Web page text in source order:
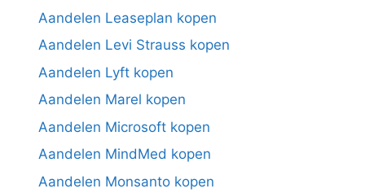
Aandelen Leaseplan kopen
Aandelen Levi Strauss kopen
Aandelen Lyft kopen
Aandelen Marel kopen
Aandelen Microsoft kopen
Aandelen MindMed kopen
Aandelen Monsanto kopen